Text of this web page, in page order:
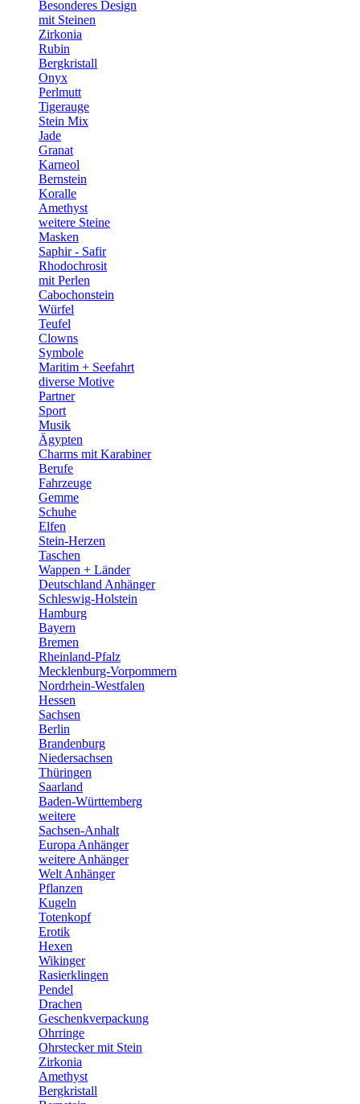
Besonderes Design
mit Steinen
Zirkonia
Rubin
Bergkristall
Onyx
Perlmutt
Tigerauge
Stein Mix
Jade
Granat
Karneol
Bernstein
Koralle
Amethyst
weitere Steine
Masken
Saphir - Safir
Rhodochrosit
mit Perlen
Cabochonstein
Würfel
Teufel
Clowns
Symbole
Maritim + Seefahrt
diverse Motive
Partner
Sport
Musik
Ägypten
Charms mit Karabiner
Berufe
Fahrzeuge
Gemme
Schuhe
Elfen
Stein-Herzen
Taschen
Wappen + Länder
Deutschland Anhänger
Schleswig-Holstein
Hamburg
Bayern
Bremen
Rheinland-Pfalz
Mecklenburg-Vorpommern
Nordrhein-Westfalen
Hessen
Sachsen
Berlin
Brandenburg
Niedersachsen
Thüringen
Saarland
Baden-Württemberg
weitere
Sachsen-Anhalt
Europa Anhänger
weitere Anhänger
Welt Anhänger
Pflanzen
Kugeln
Totenkopf
Erotik
Hexen
Wikinger
Rasierklingen
Pendel
Drachen
Geschenkverpackung
Ohrringe
Ohrstecker mit Stein
Zirkonia
Amethyst
Bergkristall